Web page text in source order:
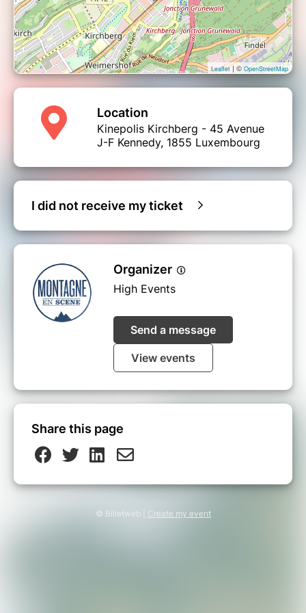
Leaflet| © OpenStreetMap
Location
Kinepolis Kirchberg - 45 Avenue
J-F Kennedy, 1855 Luxembourg
I did not receive my ticket
Organizer
High Events
Send a message
View events
Share this page
© Billetweb | Create my event